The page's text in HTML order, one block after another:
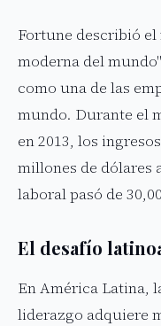
Fortune describió
moderna del
como una de las
mundo. Durante el
en 2013, los
millones de dólares
laboral pasó de
El desafío
En América Latina,
liderazgo adquiere